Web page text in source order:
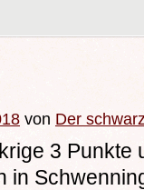
von Der
3 Punkte
in